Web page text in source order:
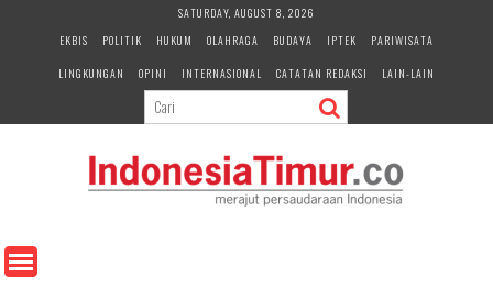
e
n
SATURDAY, AUGUST 8, 2026
EKBIS
POLITIK HUKUM OLAHRAGA BUDAYA IPTEK
PARIWISATA
LINGKUNGAN
OPINI INTERNASIONAL CATATAN REDAKSI LAIN-LAIN